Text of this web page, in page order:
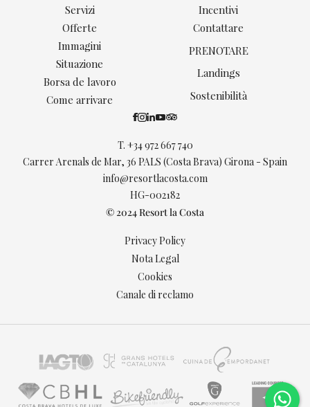
T. +34 972 667 740
Carrer Arenals de Mar, 36 PALS (Costa Brava) Girona - Spain
info@resortlacosta.com
HG-002182
Servizi
Incentivi
Offerte
Immagini
Situazione
Borsa de lavoro
Come arrivare
Contattare
PRENOTARE
Landings
Sostenibilità
© 2024 Resort la Costa
Privacy Policy
Nota Legal
Cookies
Canale di reclamo